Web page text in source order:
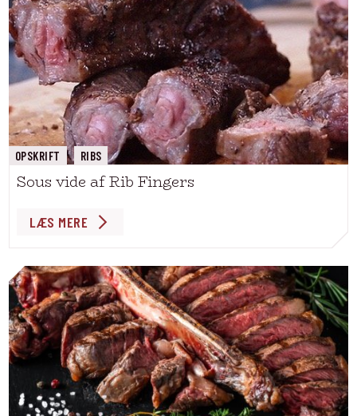
OPSKRIFT RIBS
Sous vide af Rib Fingers
LÆS MERE